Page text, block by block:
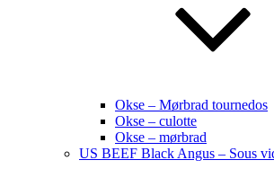
Okse – Mørbrad tournedos
Okse – culotte
Okse – mørbrad
US BEEF Black Angus – Sous